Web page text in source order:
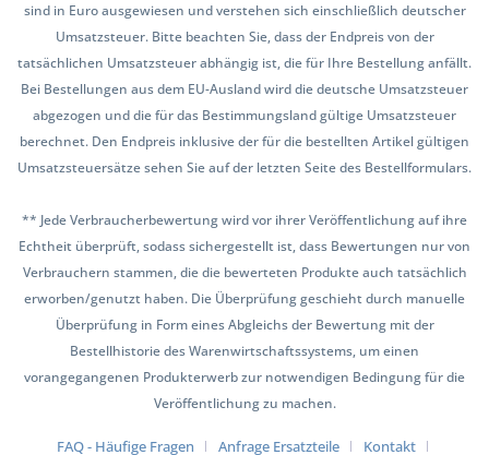
sind in Euro ausgewiesen und verstehen sich einschließlich deutscher
Umsatzsteuer. Bitte beachten Sie, dass der Endpreis von der
tatsächlichen Umsatzsteuer abhängig ist, die für Ihre Bestellung anfällt.
Bei Bestellungen aus dem EU-Ausland wird die deutsche Umsatzsteuer
abgezogen und die für das Bestimmungsland gültige Umsatzsteuer
berechnet. Den Endpreis inklusive der für die bestellten Artikel gültigen
Umsatzsteuersätze sehen Sie auf der letzten Seite des Bestellformulars.
** Jede Verbraucherbewertung wird vor ihrer Veröffentlichung auf ihre
Echtheit überprüft, sodass sichergestellt ist, dass Bewertungen nur von
Verbrauchern stammen, die die bewerteten Produkte auch tatsächlich
erworben/genutzt haben. Die Überprüfung geschieht durch manuelle
Überprüfung in Form eines Abgleichs der Bewertung mit der
Bestellhistorie des Warenwirtschaftssystems, um einen
vorangegangenen Produkterwerb zur notwendigen Bedingung für die
Veröffentlichung zu machen.
FAQ - Häufige Fragen Anfrage Ersatzteile Kontakt